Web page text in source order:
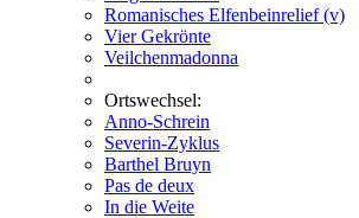
Romanisches Elfenbeinrelief (v)
Vier Gekrönte
Veilchenmadonna
Ortswechsel:
Anno-Schrein
Severin-Zyklus
Barthel Bruyn
Pas de deux
In die Weite